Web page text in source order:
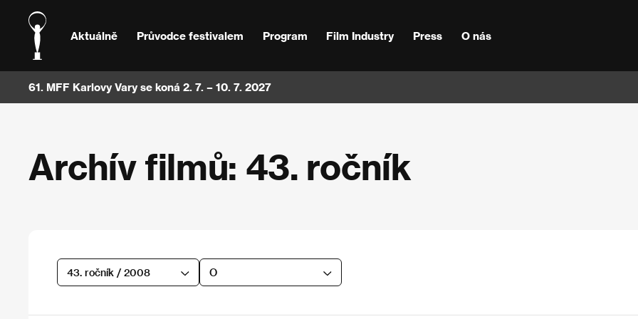
Aktuálně Průvodce festivalem Program Film Industry Press O nás
61. MFF Karlovy Vary se koná 2. 7. – 10. 7. 2027
Archív filmů: 43. ročník
43. ročník / 2008 O